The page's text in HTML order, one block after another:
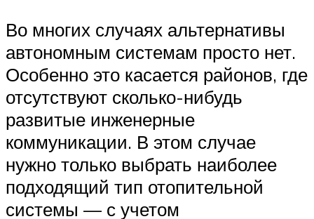
Во многих случаях альтернативы
автономным системам просто нет.
Особенно это касается районов, где
отсутствуют сколько-нибудь
развитые инженерные
коммуникации. В этом случае
нужно только выбрать наиболее
подходящий тип отопительной
системы — с учетом